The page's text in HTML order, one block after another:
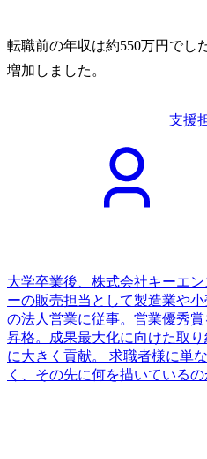
転職前の年収は約550万円でし
増加しました。
支援
大学卒業後、株式会社キーエ
ーの販売担当として製造業や
の法人営業に従事。営業優秀
昇格。成果最大化に向けた取
に大きく貢献。 求職者様に単
く、その先に何を描いている